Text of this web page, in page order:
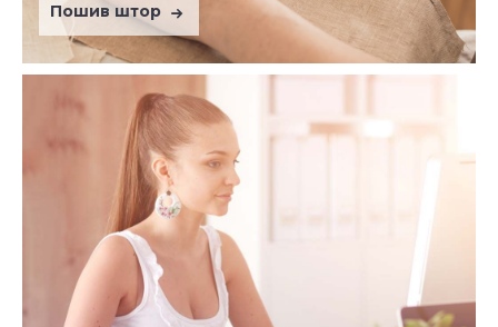
Пошив штор